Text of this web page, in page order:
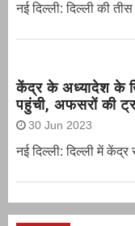
नई दिल्ली: दिल्ली की तीस
केंद्र के अध्यादेश के
पहुंची, अफसरों की
30 Jun 2023
नई दिल्‍ली: दिल्ली में